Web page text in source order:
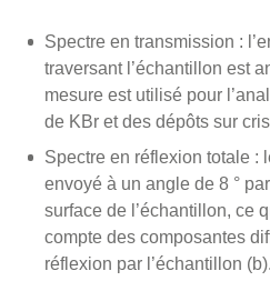
Spectre en transmission :
traversant l’échantillon est
mesure est utilisé pour
de KBr et des dépôts sur
Spectre en réflexion totale :
envoyé à un angle de 8 °
surface de l’échantillon, ce
compte des composantes
réflexion par l’échantillon